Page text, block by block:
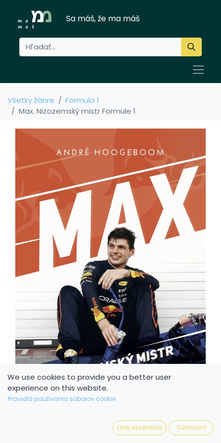
Sa máš, že ma máš
Všetky žánre
Formula 1
Max. Nizozemský mistr Formule 1
We use cookies to provide you a better user
experience on this website.
Pravidlá používania súborov cookie
Only essentials Súhlasím